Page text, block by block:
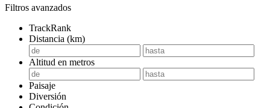
Filtros avanzados
TrackRank
Distancia (km)
Altitud en metros
Paisaje
Diversión